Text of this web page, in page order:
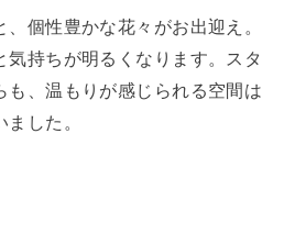
個性豊かな花々がお出迎え。
気持ちが明るくなります。スタ
も、温もりが感じられる空間は
した。